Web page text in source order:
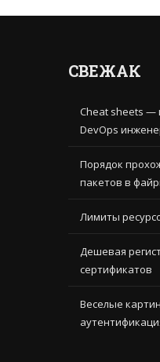
СВЕЖАК
Cheat sheets —
DevOps
Порядок
пакетов в
Лимиты
Дешевая
сертификатов
Веселые